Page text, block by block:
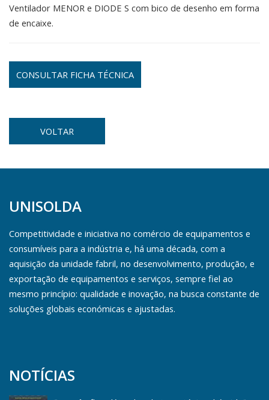
Ventilador MENOR e DIODE S com bico de desenho em forma
de encaixe.
CONSULTAR FICHA TÉCNICA
VOLTAR
UNISOLDA
Competitividade e iniciativa no comércio de equipamentos e
consumíveis para a indústria e, há uma década, com a
aquisição da unidade fabril, no desenvolvimento, produção, e
exportação de equipamentos e serviços, sempre fiel ao
mesmo princípio: qualidade e inovação, na busca constante de
soluções globais económicas e ajustadas.
NOTÍCIAS